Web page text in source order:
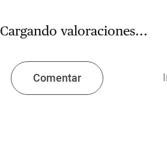
Cargando valoraciones...
Comentar